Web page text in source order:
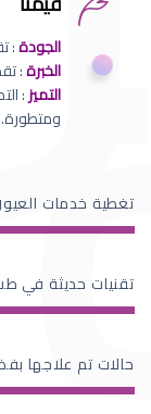
الجودة:
الخبرة:
التميز:
ومتطورة.
تغطية خدمات
تقنيات حديثة في
حالات تم علاجها